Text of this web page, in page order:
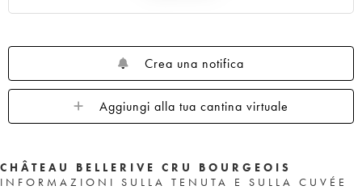
Crea una notifica
Aggiungi alla tua cantina virtuale
CHÂTEAU BELLERIVE CRU BOURGEOIS
INFORMAZIONI SULLA TENUTA E SULLA CUVÉE